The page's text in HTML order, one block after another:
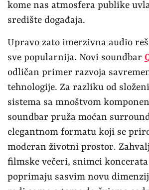
kome nas atmosfera publike
središte događaja.
Upravo zato imerzivna audio
sve popularnija. Novi soundbar
odličan primer razvoja
tehnologije. Za razliku od
sistema sa mnoštvom
soundbar pruža moćan
elegantnom formatu koji se
moderan životni prostor.
filmske večeri, snimci
poprimaju sasvim novu